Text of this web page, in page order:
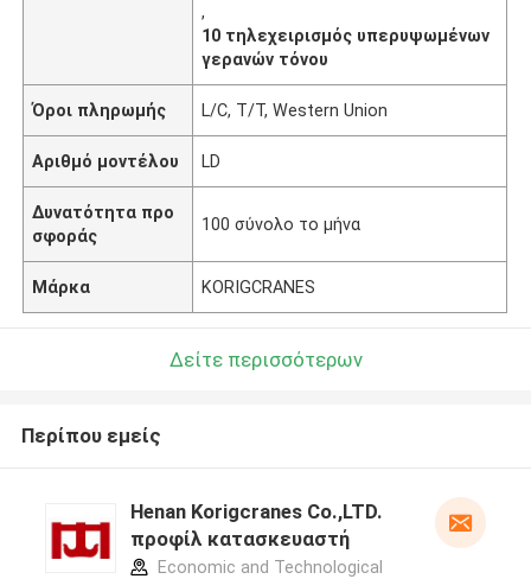
,
10 τηλεχειρισμός υπερυψωμένων
γερανών τόνου
Όροι πληρωμής L/C, T/T, Western Union
Αριθμό μοντέλου LD
Δυνατότητα προ
σφοράς
100 σύνολο το μήνα
Μάρκα KORIGCRANES
Δείτε περισσότερων
Περίπου εμείς
Henan Korigcranes Co.,LTD.
προφίλ κατασκευαστή
Economic and Technological